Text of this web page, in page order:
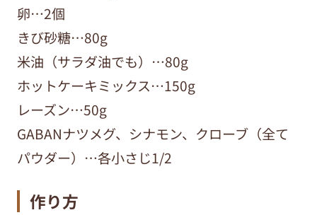
卵…2個
きび砂糖…80g
米油（サラダ油でも）…80g
ホットケーキミックス…150g
レーズン…50g
GABANナツメグ、シナモン、クローブ（全て
パウダー）…各小さじ1/2
作り方